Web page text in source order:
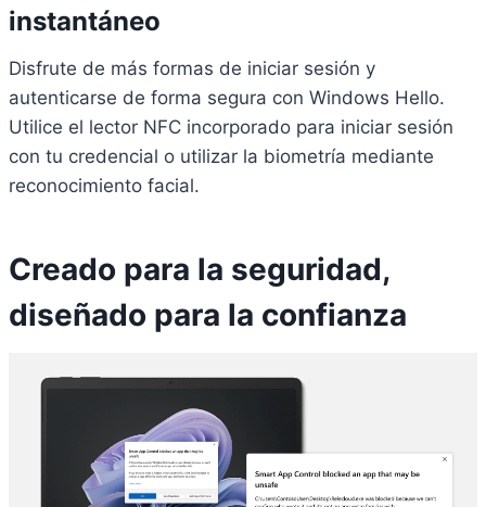
instantáneo
Disfrute de más formas de iniciar sesión y
autenticarse de forma segura con Windows Hello.
Utilice el lector NFC incorporado para iniciar sesión
con tu credencial o utilizar la biometría mediante
reconocimiento facial.
Creado para la seguridad,
diseñado para la confianza